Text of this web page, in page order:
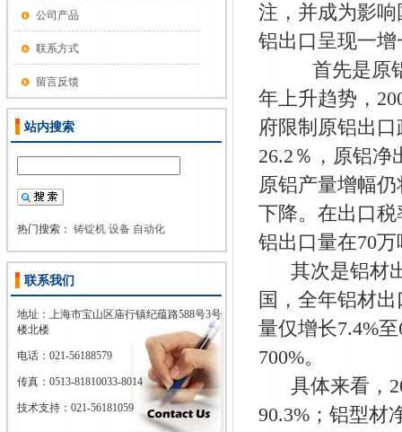
公司产品
联系方式
留言反馈
站内搜索
热门搜索： 铸锭机 设备 自动化
联系我们
地址：上海市宝山区庙行镇纪蕴路588号3号
楼北楼
电话：021-56188579
传真： 0513-81810033-8014
技术支持：021-56181059
注，并成为影
铝出口呈现一
首先是原铝
年上升趋势，
府限制原铝出
26.2％，原铝净
原铝产量增幅
下降。在出口
铝出口量在70
其次是铝材出
国，全年铝材
量仅增长7.4%
700%。
具体来看，
90.3%；铝型材